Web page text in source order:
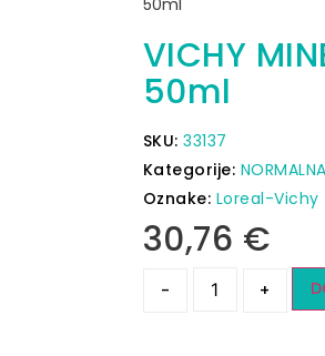
VICHY
50ml
SKU: 33137
Kategorije:
Oznake: Loreal-Vichy
30,76 €
- +